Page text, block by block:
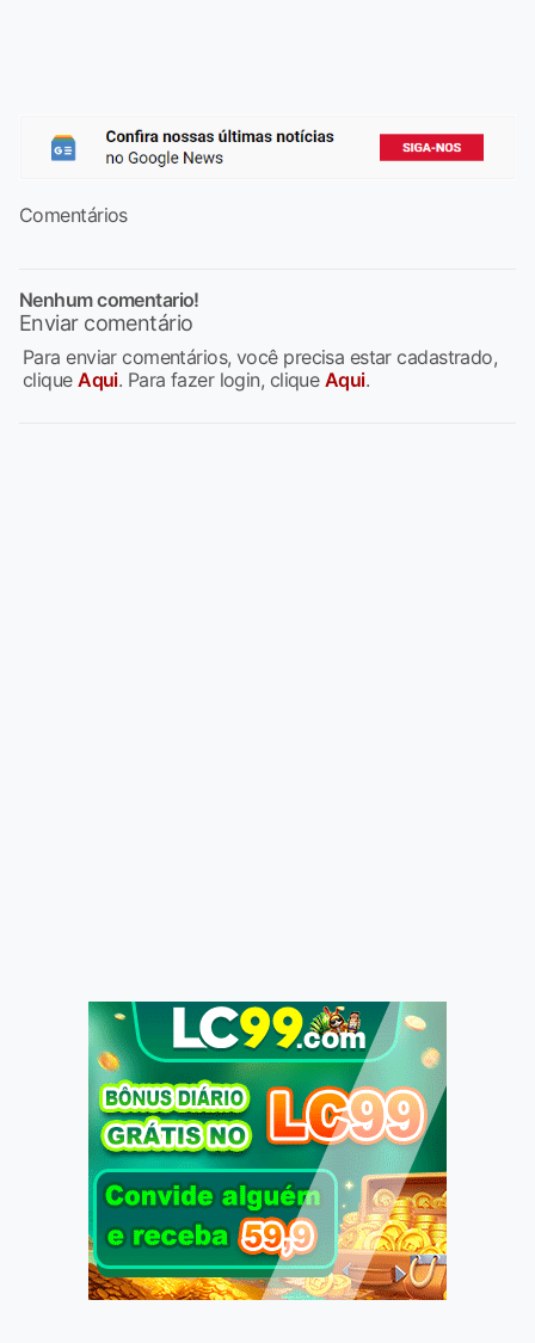
Comentários
Nenhum comentario!
Enviar comentário
Para enviar comentários, você precisa estar cadastrado,
cliqueAqui. Para fazer login, clique Aqui.